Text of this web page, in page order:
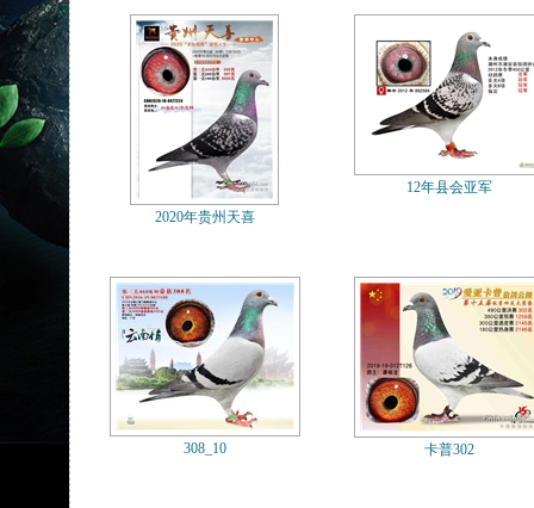
2020年贵州天喜
12年县会亚军
308_10 卡普302